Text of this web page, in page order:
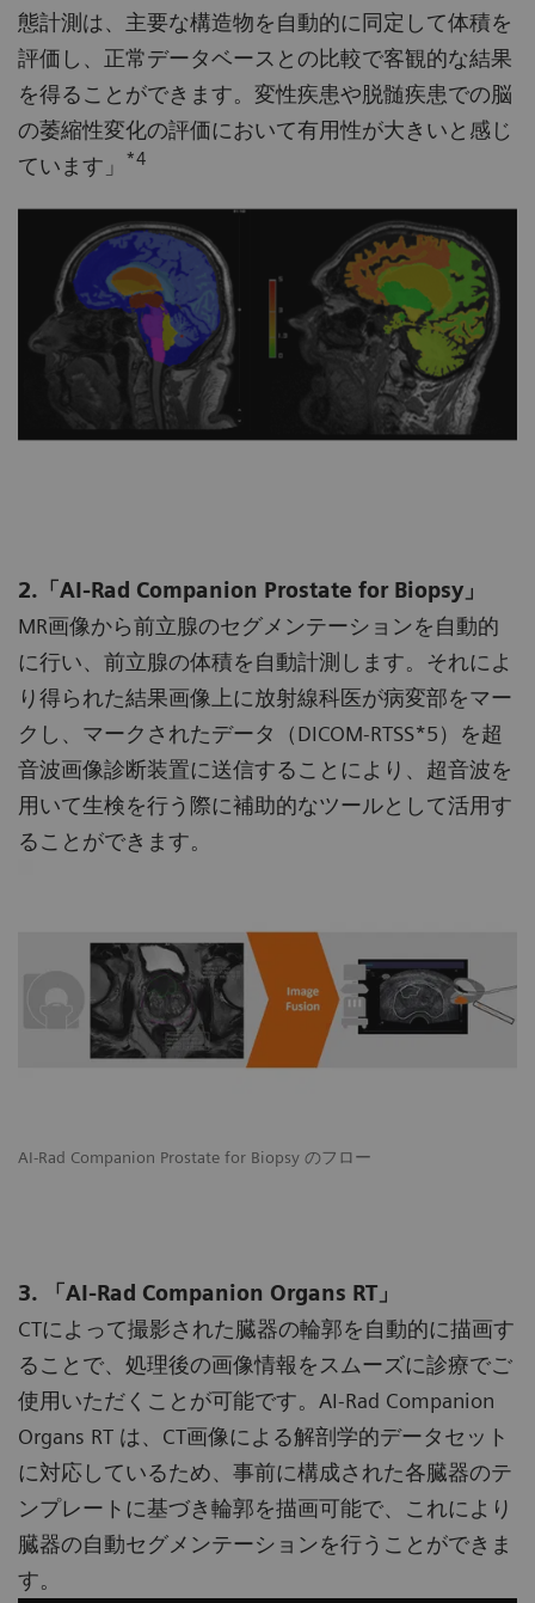
態計測は、主要な構造物を自動的に同定して体積を
評価し、正常データベースとの比較で客観的な結果
を得ることができます。変性疾患や脱髄疾患での脳
の萎縮性変化の評価において有用性が大きいと感じ
ています」
*4
AI-Rad Companion Prostate for Biopsy のフロー
2.「AI-Rad Companion Prostate for Biopsy」
MR画像から前立腺のセグメンテーションを自動的
に行い、前立腺の体積を自動計測します。それによ
り得られた結果画像上に放射線科医が病変部をマー
クし、マークされたデータ（DICOM-RTSS*5）を超
音波画像診断装置に送信することにより、超音波を
用いて生検を行う際に補助的なツールとして活用す
ることができます。
3. 「AI-Rad Companion Organs RT」
CTによって撮影された臓器の輪郭を自動的に描画す
ることで、処理後の画像情報をスムーズに診療でご
使用いただくことが可能です。AI-Rad Companion
Organs RT は、CT画像による解剖学的データセット
に対応しているため、事前に構成された各臓器のテ
ンプレートに基づき輪郭を描画可能で、これにより
臓器の自動セグメンテーションを行うことができま
す。